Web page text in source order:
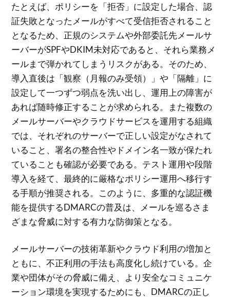
たとえば、ポリシーを「拒否」に設定した場合、認
証失敗となったメールがすべて受信拒否されること
となるため、正規のシステムや外部委託先メールサ
ーバーがSPFやDKIM未対応であると、それら業務メ
ールまで弾かれてしまうリスクがある。そのため、
導入直後は「観察（月報のみ受領）」や「隔離」に
設定して一つずつ弱点を洗い出し、運用上の障害が
あれば随時修正することが求められる。また複数の
メールサーバーやクラウドサービスを運用する組織
では、それぞれのサーバーで正しい設定がなされて
いること、署名の整合性やドメイン名一致が保たれ
ていることも確認が必要である。テスト運用や段階
導入を経て、最終的に厳格なポリシー運用へ移行す
る手順が推奨される。このように、多重的な認証機
能を提供するDMARCの普及は、メールを巡るさま
ざまな脅威に対する有力な防御策となる。
メールサーバーの技術革新やクラウド利用の増加と
ともに、不正利用の手法も高度化し続けている。企
業や団体がその脅威に備え、より安全なコミュニケ
ーション環境を実現するためにも、DMARCの正し